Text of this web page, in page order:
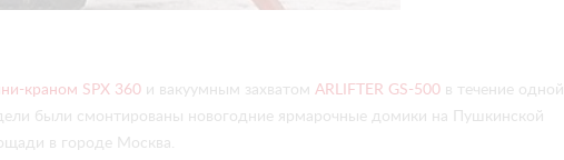
краном SPX 360 и вакуумным захватом ARLIFTER GS-500 в течение одной
были смонтированы новогодние ярмарочные домики на Пушкинской
в городе Москва.